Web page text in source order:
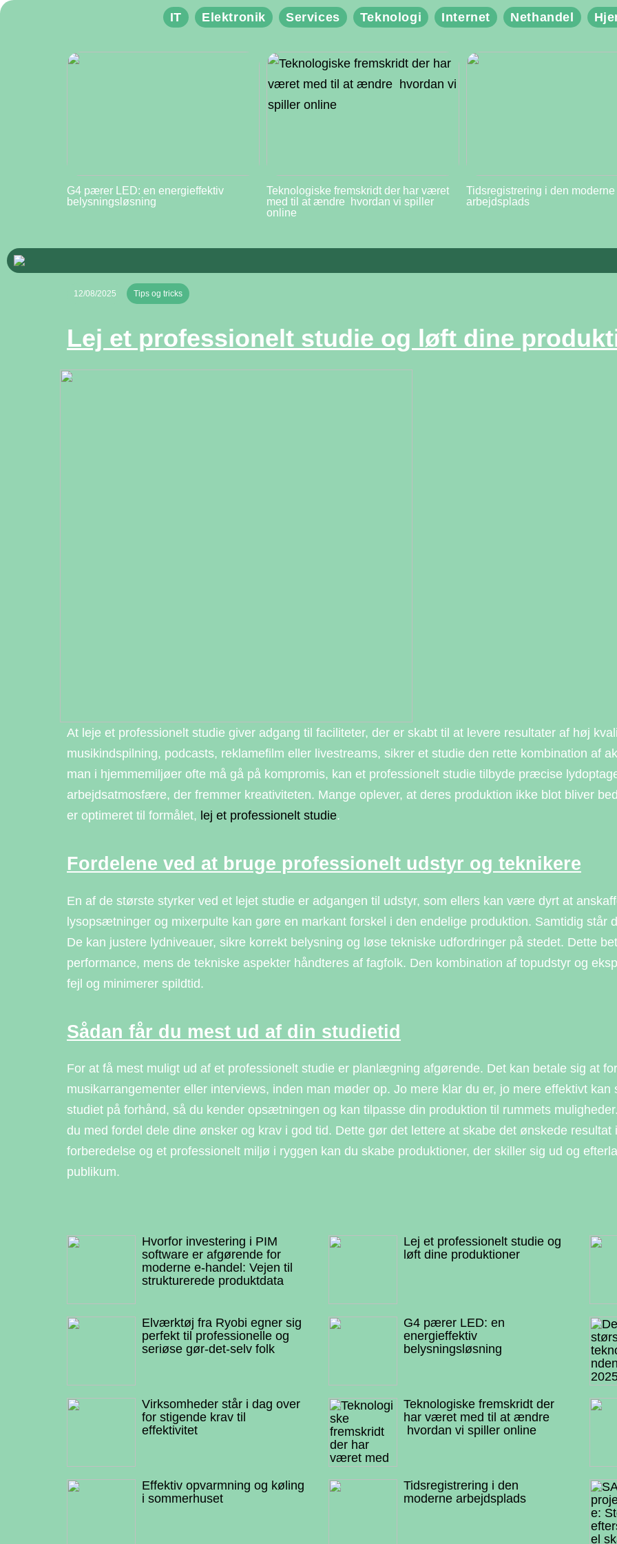
IT Elektronik Services Teknologi Internet Nethandel
G4 pærer LED: en energieffektiv
belysningsløsning
Teknologiske fremskridt der har været
med til at ændre hvordan vi spiller
online
Tidsregistrering i den moderne
arbejdsplads
12/08/2025 Tips og tricks
Lej et professionelt studie og løft dine
At leje et professionelt studie giver adgang til faciliteter, der er skabt til at levere resultater af høj
musikindspilning, podcasts, reklamefilm eller livestreams, sikrer et studie den rette kombination af
man i hjemmemiljøer ofte må gå på kompromis, kan et professionelt studie tilbyde præcise
arbejdsatmosfære, der fremmer kreativiteten. Mange oplever, at deres produktion ikke blot bliver
er optimeret til formålet, lej et professionelt studie.
Fordelene ved at bruge professionelt udstyr og teknikere
En af de største styrker ved et lejet studie er adgangen til udstyr, som ellers kan være dyrt at
lysopsætninger og mixerpulte kan gøre en markant forskel i den endelige produktion. Samtidig står
De kan justere lydniveauer, sikre korrekt belysning og løse tekniske udfordringer på stedet. Dette
performance, mens de tekniske aspekter håndteres af fagfolk. Den kombination af topudstyr og
fejl og minimerer spildtid.
Sådan får du mest ud af din studietid
For at få mest muligt ud af et professionelt studie er planlægning afgørende. Det kan betale sig at
musikarrangementer eller interviews, inden man møder op. Jo mere klar du er, jo mere effektivt
studiet på forhånd, så du kender opsætningen og kan tilpasse din produktion til rummets
du med fordel dele dine ønsker og krav i god tid. Dette gør det lettere at skabe det ønskede
forberedelse og et professionelt miljø i ryggen kan du skabe produktioner, der skiller sig ud og
publikum.
Hvorfor investering i PIM
software er afgørende for
moderne e-handel: Vejen til
strukturerede produktdata
Elværktøj fra Ryobi egner sig
perfekt til professionelle og
seriøse gør-det-selv folk
Virksomheder står i dag over
for stigende krav til
effektivitet
Effektiv opvarmning og køling
i sommerhuset
Lej et professionelt studie og
løft dine produktioner
G4 pærer LED: en
energieffektiv
belysningsløsning
Teknologiske fremskridt der
har været med til at ændre
hvordan vi spiller online
Tidsregistrering i den
moderne arbejdsplads